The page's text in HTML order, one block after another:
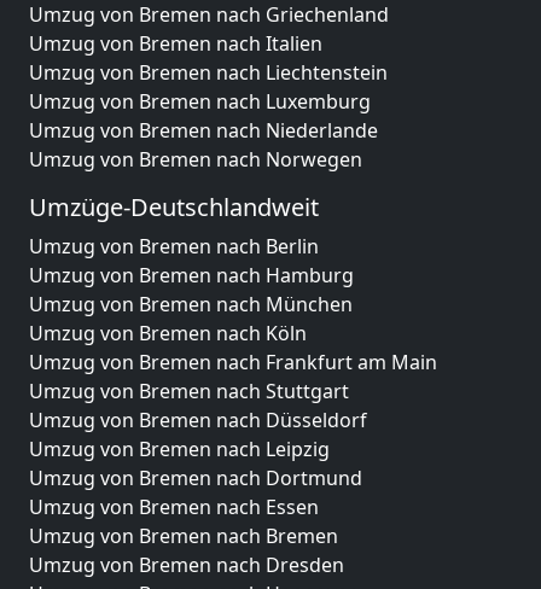
Umzug von Bremen nach Griechenland
Umzug von Bremen nach Italien
Umzug von Bremen nach Liechtenstein
Umzug von Bremen nach Luxemburg
Umzug von Bremen nach Niederlande
Umzug von Bremen nach Norwegen
Umzüge-Deutschlandweit
Umzug von Bremen nach Berlin
Umzug von Bremen nach Hamburg
Umzug von Bremen nach München
Umzug von Bremen nach Köln
Umzug von Bremen nach Frankfurt am Main
Umzug von Bremen nach Stuttgart
Umzug von Bremen nach Düsseldorf
Umzug von Bremen nach Leipzig
Umzug von Bremen nach Dortmund
Umzug von Bremen nach Essen
Umzug von Bremen nach Bremen
Umzug von Bremen nach Dresden